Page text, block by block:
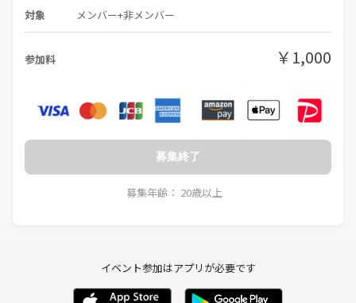
【🍺ぬるおたオフ会の特徴】
✅こちらから話しかけには行きますので話すのが苦手な方も大丈夫で
✅その方のテンションに合わせていきますので変にうるさくしたりす
ることは御座いません。
きます。
✅年齢は20代〜40代が平均です。
✅まったりとしたオタク友達が欲しい。
✅オタク以外の趣味もある
✅とにかく友達がほしい
対象 メンバー+非メンバー
参加料 ￥1,000
募集終了
募集年齢： 20歳以上
イベント参加はアプリが必要です